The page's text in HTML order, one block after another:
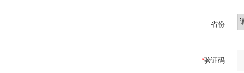
省份：
*验证码：